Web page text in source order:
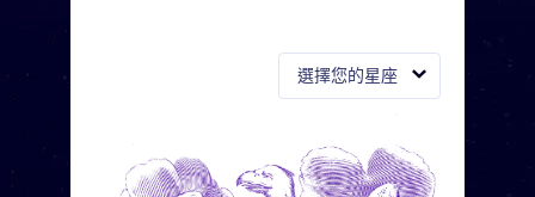
選擇您的星座